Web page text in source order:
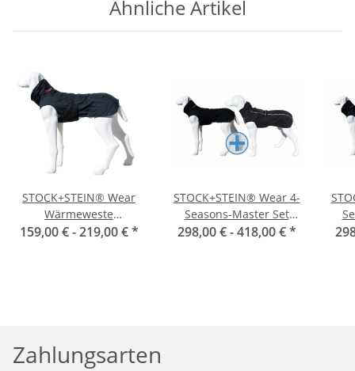
Ähnliche Artikel
STOCK+STEIN® Wear
Wärmeweste
Coldmaster
159,00 € -219,00 €*
STOCK+STEIN® Wear 4-
Seasons-Master Set
Phantom schwarz
298,00 € -418,00 €*
Zahlungsarten